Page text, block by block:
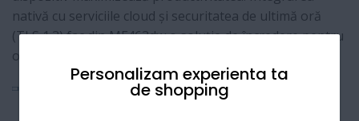
Personalizam experienta ta
de shopping
nativă cu serviciile cloud și securitatea de ultimă oră
(TLS 1.3) fac din MF463dw o soluție de încredere pentru
orice birou modern.